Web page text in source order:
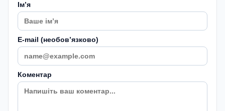
Імʼя
E-mail (необовʼязково)
Коментар